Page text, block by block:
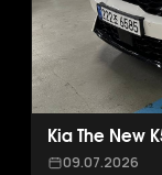
Kia The New
09.07.2026